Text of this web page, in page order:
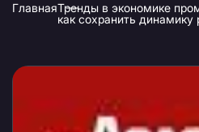
ГлавнаяТренды в экономике
как сохранить динамику